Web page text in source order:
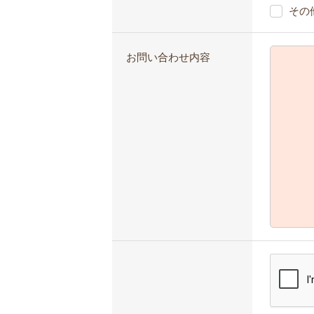
その
お問い合わせ内容